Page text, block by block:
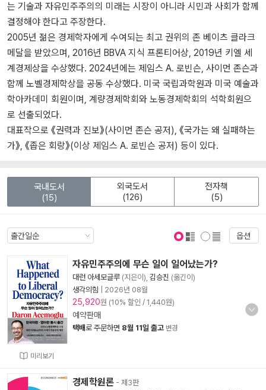
는 기술과 자유민주주의의 미래는 시장이 아니라 시민과 사회가 함께
결정해야 한다고 주장한다.
2005년 젊은 경제학자에게 수여되는 최고 권위의 존 베이츠 클라크
메달을 받았으며, 2016년 BBVA 지식 프론티어상, 2019년 키엘 세
계경제상을 수상했다. 2024년에는 제임스 A. 로빈슨, 사이먼 존슨과
함께 노벨경제학상을 공동 수상했다. 미국 국립과학원과 미국 예술과
학아카데미 회원이며, 계량경제학회와 노동경제학회의 석학회원으
로 선출되었다.
대표작으로 《권력과 진보》(사이먼 존슨 공저), 《국가는 왜 실패하는
가》, 《좁은 회랑》(이상 제임스 A. 로빈슨 공저) 등이 있다.
국내도서
(15)
외국도서
(126)
전자책
(5)
옵션
미리보기
자유민주주의에 무슨 일이 일어났는가?
대런 아세모글루 (지은이), 김승진 (옮긴이)
생각의힘
2026년 08월
25,920원 (10% 할인 / 1,440원)
예약판매
택배로 주문하면 8월 11일 출고 변경
경제학원론 - 제3판